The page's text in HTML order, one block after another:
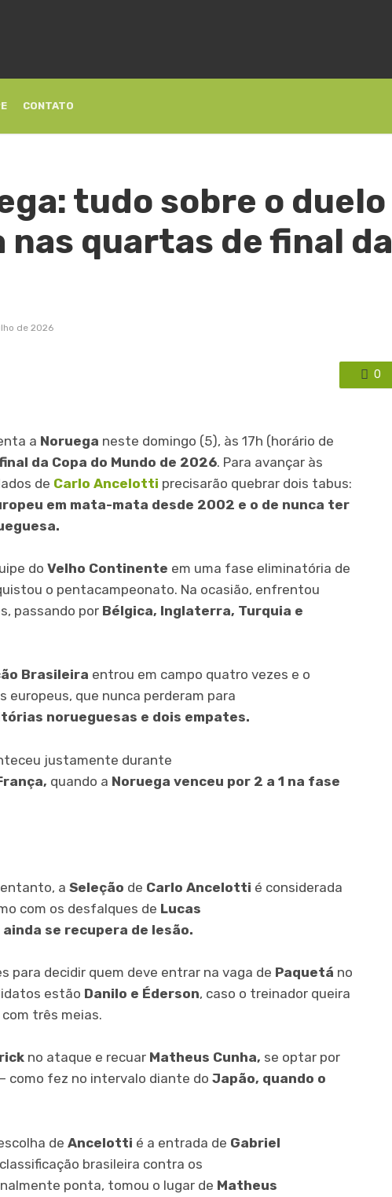
CONTATO
tudo sobre o duelo
nas quartas de final da
de 2026
0
a Noruega neste domingo (5), às 17h (horário de
da Copa do Mundo de 2026. Para avançar às
de Carlo Ancelotti precisarão quebrar dois tabus:
em mata-mata desde 2002 e o de nunca ter
do Velho Continente em uma fase eliminatória de
o pentacampeonato. Na ocasião, enfrentou
passando por Bélgica, Inglaterra, Turquia e
Brasileira entrou em campo quatro vezes e o
europeus, que nunca perderam para
norueguesas e dois empates.
justamente durante
quando a Noruega venceu por 2 a 1 na fase
a Seleção de Carlo Ancelotti é considerada
com os desfalques de Lucas
ainda se recupera de lesão.
para decidir quem deve entrar na vaga de Paquetá no
estão Danilo e Éderson, caso o treinador queira
três meias.
no ataque e recuar Matheus Cunha, se optar por
como fez no intervalo diante do Japão, quando o
de Ancelotti é a entrada de Gabriel
brasileira contra os
ponta, tomou o lugar de Matheus